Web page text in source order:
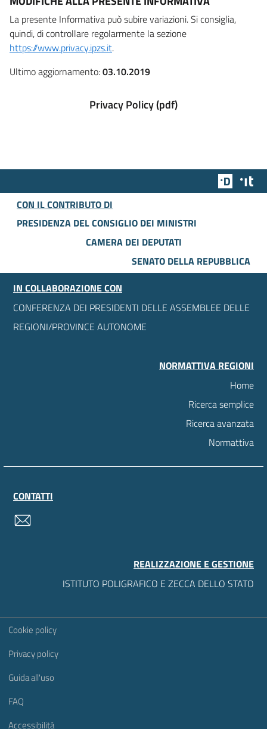
La presente Informativa può subire variazioni. Si consiglia,
quindi, di controllare regolarmente la sezione
https://www.privacy.ipzs.it.
Ultimo aggiornamento:03.10.2019
Privacy Policy (pdf)
Team
CON IL CONTRIBUTO DI
PRESIDENZA DEL CONSIGLIO DEI MINISTRI
CAMERA DEI DEPUTATI
SENATO DELLA REPUBBLICA
IN COLLABORAZIONE CON
CONFERENZA DEI PRESIDENTI DELLE ASSEMBLEE DELLE
REGIONI/PROVINCE AUTONOME
NORMATTIVA REGIONI
Home
Ricerca semplice
Ricerca avanzata
Normattiva
CONTATTI
REALIZZAZIONE E GESTIONE
ISTITUTO POLIGRAFICO E ZECCA DELLO STATO
Sezione Link Utili
Cookie policy
Privacy policy
Guida all'uso
FAQ
Accessibilità